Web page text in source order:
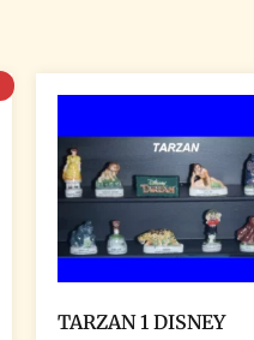
TARZAN 1 DISNEY